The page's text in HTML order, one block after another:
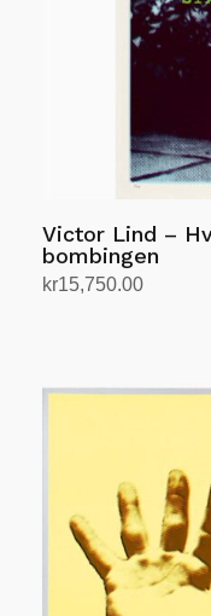
Victor Lind –
bombingen
kr15,750.00